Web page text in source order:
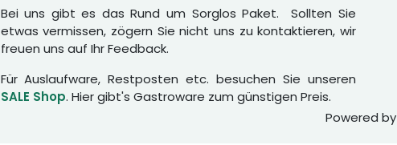
Bei uns gibt es das Rund um Sorglos Paket. Sollten Sie
etwas vermissen, zögern Sie nicht uns zu kontaktieren, wir
freuen uns auf Ihr Feedback.
Für Auslaufware, Restposten etc. besuchen Sie unseren
SALE Shop. Hier gibt's Gastroware zum günstigen Preis.
Powered by